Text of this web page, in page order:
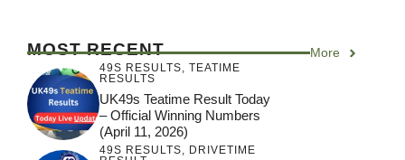
MOST RECENT More
49S RESULTS, TEATIME
RESULTS
UK49s Teatime Result Today
– Official Winning Numbers
(April 11, 2026)
49S RESULTS, DRIVETIME